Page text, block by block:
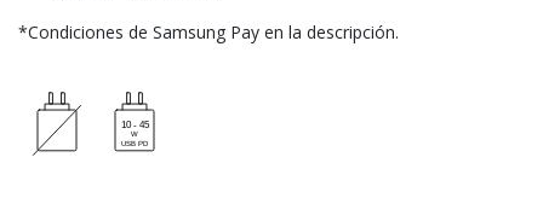
*Condiciones de Samsung Pay en la descripción.